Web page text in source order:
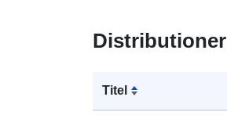
Distributioner
Titel